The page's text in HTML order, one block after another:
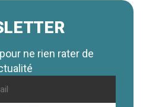
ne rien rater de